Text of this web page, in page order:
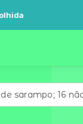
não se vacinaram